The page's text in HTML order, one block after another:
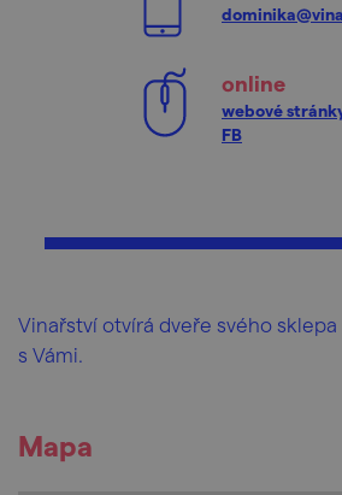
online
webové
FB
Vinařství otvírá dveře svého
s Vámi.
Mapa